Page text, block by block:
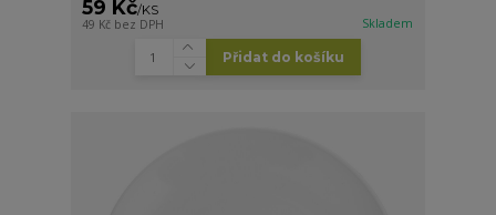
59 Kč/KS
49 Kč bez DPH Skladem
Přidat do košíku